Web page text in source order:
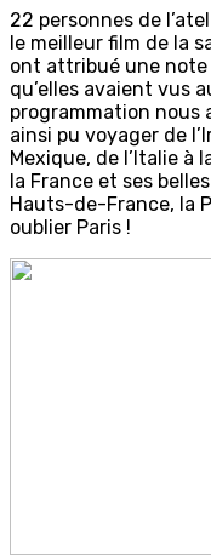
22 personnes de
le meilleur film de la
ont attribué une note
qu’elles avaient vus
programmation nous
ainsi pu voyager de
Mexique, de l’Italie à
la France et ses
Hauts-de-France, la
oublier Paris !